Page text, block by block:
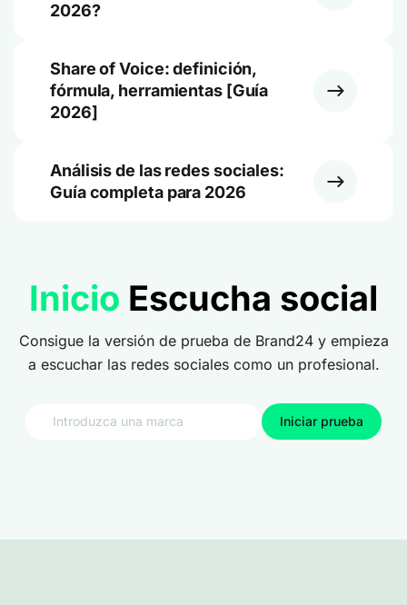
2026?
Share of Voice: definición,
fórmula, herramientas [Guía
2026]
Análisis de las redes sociales:
Guía completa para 2026
Inicio Escucha social
Consigue la versión de prueba de Brand24 y empieza
a escuchar las redes sociales como un profesional.
Iniciar prueba